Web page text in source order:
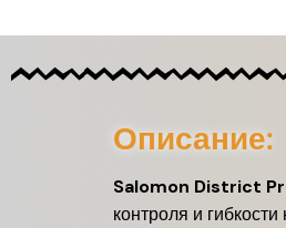
Описание:
Salomon District
контроля и